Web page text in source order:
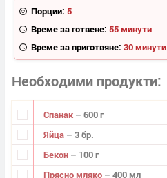
Порции: 5
Време за готвене: 55 минути
Време за приготвяне: 30 минути
Необходими продукти
Спанак – 600 г
Яйца – 3 бр.
Бекон – 100 г
Прясно мляко – 400 мл